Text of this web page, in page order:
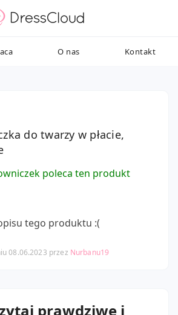
O nas Kontakt
do twarzy w płacie,
poleca ten produkt
tego produktu :(
08.06.2023 przez Nurbanu19
prawdziwe i